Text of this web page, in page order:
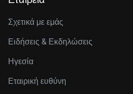
Σχετικά με εμάς
Ειδήσεις & Εκδηλώσεις
Ηγεσία
Εταιρική ευθύνη